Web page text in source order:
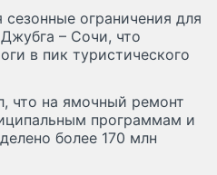
ограничения для
– Сочи, что
в пик туристического
что на ямочный ремонт
программам и
более 170 млн